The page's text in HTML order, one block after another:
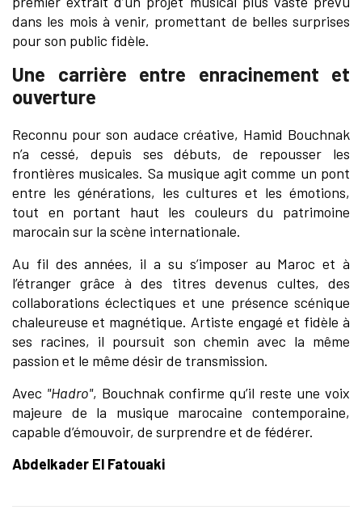
dans les mois à venir, promettant de belles surprises
pour son public fidèle.
Une carrière entre enracinement et
ouverture
Reconnu pour son audace créative, Hamid Bouchnak
n’a cessé, depuis ses débuts, de repousser les
frontières musicales. Sa musique agit comme un pont
entre les générations, les cultures et les émotions,
tout en portant haut les couleurs du patrimoine
marocain sur la scène internationale.
Au fil des années, il a su s’imposer au Maroc et à
l’étranger grâce à des titres devenus cultes, des
collaborations éclectiques et une présence scénique
chaleureuse et magnétique. Artiste engagé et fidèle à
ses racines, il poursuit son chemin avec la même
passion et le même désir de transmission.
Avec "Hadro", Bouchnak confirme qu’il reste une voix
majeure de la musique marocaine contemporaine,
capable d’émouvoir, de surprendre et de fédérer.
Abdelkader El Fatouaki